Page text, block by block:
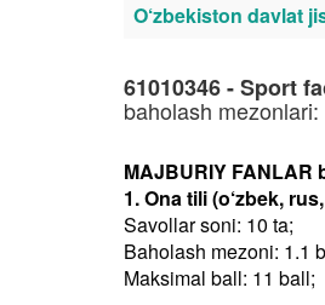
O‘zbekiston davlat
61010346 - Sport
baholash mezonlari:
MAJBURIY FANLAR
1. Ona tili (o‘zbek,
Savollar soni: 10 ta;
Baholash mezoni: 1.1
Maksimal ball: 11 ball;